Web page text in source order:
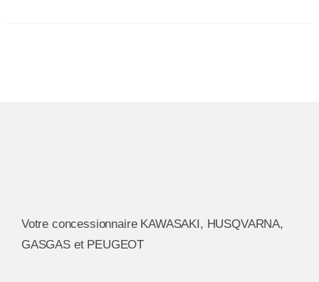
Votre concessionnaire KAWASAKI, HUSQVARNA,
GASGAS et PEUGEOT